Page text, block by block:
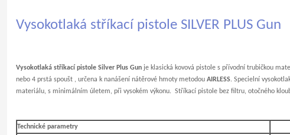
Vysokotlaká stříkací pistole SILVER PLUS Gun
Vysokotlaká stříkací pistole Silver Plus Gun je klasická kovová pistole s přívodní trubičkou
nebo 4 prstá spoušt , určena k nanášení nátěrové hmoty metodou AIRLESS. Specielní
materiálu, s minimálním úletem, při vysokém výkonu. Stříkací pistole bez filtru, otočného
Technické parametry